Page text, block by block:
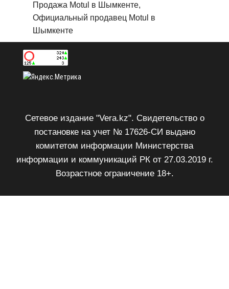
Продажа Motul в Шымкенте,
Официальный продавец Motul в
Шымкенте
Сетевое издание "Vera.kz". Свидетельство о
постановке на учет № 17626-СИ выдано
комитетом информации Министерства
информации и коммуникаций РК от 27.03.2019 г.
Возрастное ограничение 18+.